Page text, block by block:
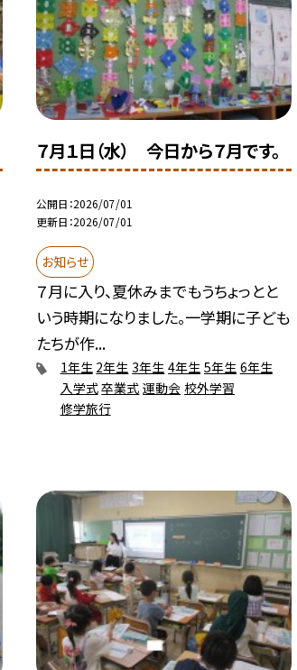
７月１日（水） 今日から７月です。
公開日 2026/07/01
更新日 2026/07/01
お知らせ
７月に入り、夏休みまでもうちょっとと
いう時期になりました。一学期に子ども
たちが作...
1年生 2年生 3年生 4年生 5年生 6年生
入学式卒業式 運動会 校外学習
修学旅行